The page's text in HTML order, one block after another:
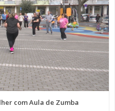
com Aula de Zumba